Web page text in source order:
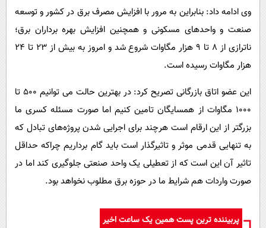
وی ادامه داد: بنابراین به مرور با افزایش مصرف برق در کشور و توسعه
صنعت و واحدهای مسکونی و همچنین افزایش بهره برداران برق؛
ناترازی از ۸ تا ۹ هزار مگاوات شروع شد و امروز به بیش از ۲۳ تا ۲۴
هزار مگاوات رسیده است.
این عضو اتاق بازرگانی تصریح کرد: در بهترین حالت می توانیم ۵۰۰ تا
۱۰۰۰ مگاوات از همسایگان تامین کنیم اما صورت مسئله کسری ما
بزرگتر از این ارقام است هرچند برای اجرایی شدن پروژه‌های تبادل که
به تنهایی قدمی موثر و تاثیرگذار است باید گام برداریم چراکه حداقل
تاثیر آن این است که از تعطیلی یک واحد صنعتی جلوگیری کند اما در
صورت واردات هم شرایط ما در حوزه برق مطلوب نخواهد بود.
پربیننده ترین پست همین یک ساعت اخیر